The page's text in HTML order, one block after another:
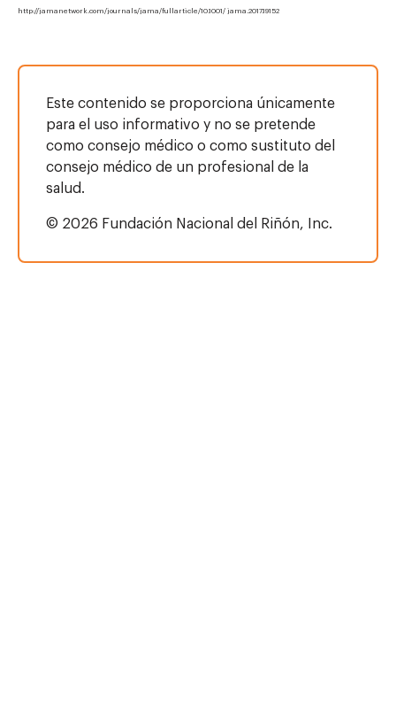
http://jamanetwork.com/journals/jama/fullarticle/10.1001/ jama.2017.19152
Este contenido se proporciona únicamente
para el uso informativo y no se pretende
como consejo médico o como sustituto del
consejo médico de un profesional de la
salud.
© 2026 Fundación Nacional del Riñón, Inc.